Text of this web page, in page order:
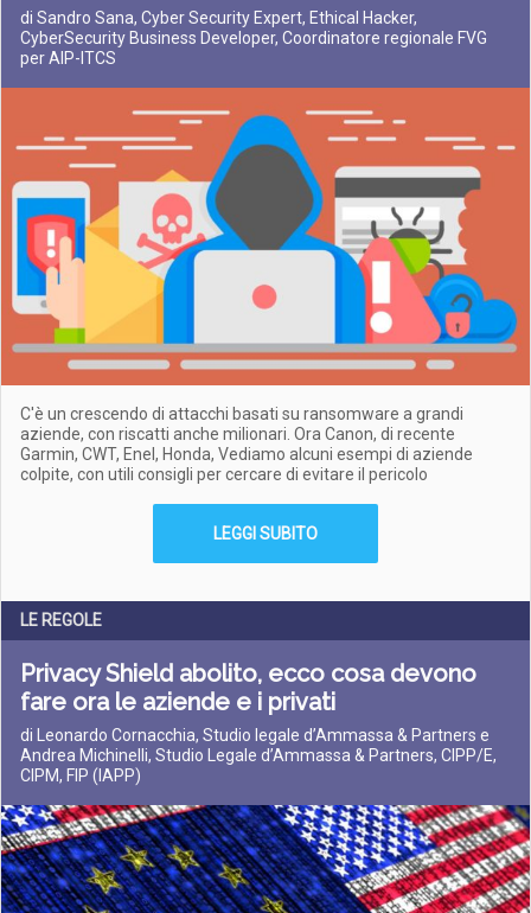
di Sandro Sana, Cyber Security Expert, Ethical Hacker,
CyberSecurity Business Developer, Coordinatore regionale FVG
per AIP-ITCS
C'è un crescendo di attacchi basati su ransomware a grandi
aziende, con riscatti anche milionari. Ora Canon, di recente
Garmin, CWT, Enel, Honda, Vediamo alcuni esempi di aziende
colpite, con utili consigli per cercare di evitare il pericolo
LEGGI SUBITO
LE REGOLE
Privacy Shield abolito, ecco cosa devono
fare ora le aziende e i privati
di Leonardo Cornacchia, Studio legale d’Ammassa & Partners e
Andrea Michinelli, Studio Legale d’Ammassa & Partners, CIPP/E,
CIPM, FIP (IAPP)